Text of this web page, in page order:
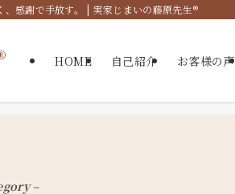
感謝で手放す。 | 実家じまいの藤原先生®
HOME 自己紹介 お客様の声
–